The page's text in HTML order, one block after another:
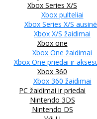
Xbox Series X/S
Xbox pulteliai
Xbox Series X/S
Xbox X/S žaidimai
Xbox one
Xbox One žaidimai
Xbox One priedai ir
Xbox 360
Xbox 360 žaidimai
PC žaidimai ir priedai
Nintendo 3DS
Nintendo DS